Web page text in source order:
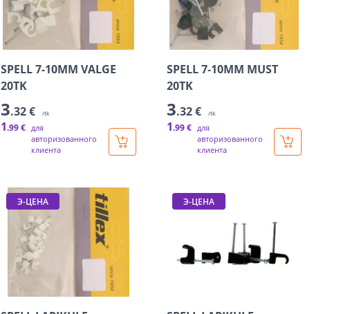
SPELL 7-10MM VALGE
20TK
3.32 € /tk
1.99 € для
авторизованного
клиента
SPELL 7-10MM MUST
20TK
3.32 € /tk
1.99 € для
авторизованного
клиента
Э-ЦЕНА Э-ЦЕНА